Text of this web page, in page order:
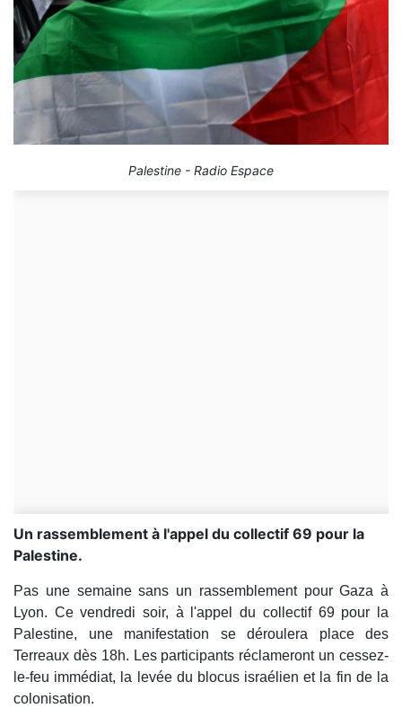
Palestine - Radio Espace
Un rassemblement à l'appel du collectif 69 pour la
Palestine.
Pas une semaine sans un rassemblement pour Gaza à
Lyon. Ce vendredi soir, à l'appel du collectif 69 pour la
Palestine, une manifestation se déroulera place des
Terreaux dès 18h. Les participants réclameront un cessez-
le-feu immédiat, la levée du blocus israélien et la fin de la
colonisation.